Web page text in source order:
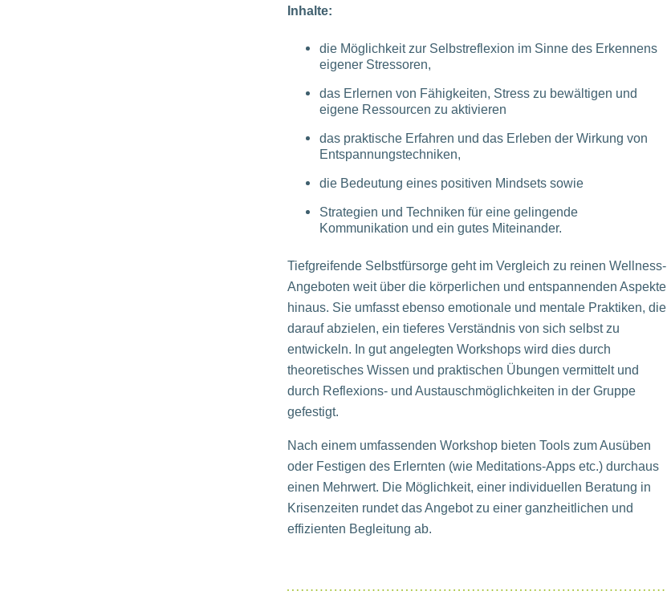
Inhalte:
die Möglichkeit zur Selbstreflexion im Sinne des Erkennens
eigener Stressoren,
das Erlernen von Fähigkeiten, Stress zu bewältigen und
eigene Ressourcen zu aktivieren
das praktische Erfahren und das Erleben der Wirkung von
Entspannungstechniken,
die Bedeutung eines positiven Mindsets sowie
Strategien und Techniken für eine gelingende
Kommunikation und ein gutes Miteinander.
Tiefgreifende Selbstfürsorge geht im Vergleich zu reinen Wellness-
Angeboten weit über die körperlichen und entspannenden Aspekte
hinaus. Sie umfasst ebenso emotionale und mentale Praktiken, die
darauf abzielen, ein tieferes Verständnis von sich selbst zu
entwickeln. In gut angelegten Workshops wird dies durch
theoretisches Wissen und praktischen Übungen vermittelt und
durch Reflexions- und Austauschmöglichkeiten in der Gruppe
gefestigt.
Nach einem umfassenden Workshop bieten Tools zum Ausüben
oder Festigen des Erlernten (wie Meditations-Apps etc.) durchaus
einen Mehrwert. Die Möglichkeit, einer individuellen Beratung in
Krisenzeiten rundet das Angebot zu einer ganzheitlichen und
effizienten Begleitung ab.